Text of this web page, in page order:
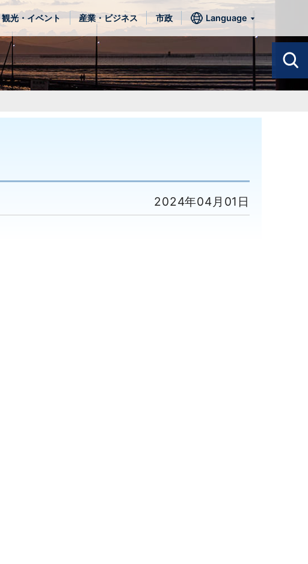
観光・イベント 産業・ビジネス 市政 Language
2024年04月01日